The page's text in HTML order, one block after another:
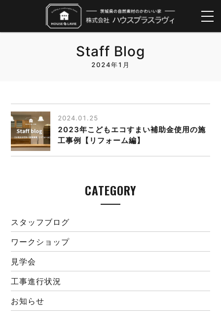
Staff Blog
2024年1月
2024.01.25
2023年こどもエコすまい補助金使用の施
工事例【リフォーム編】
CATEGORY
スタッフブログ
ワークショップ
見学会
工事進行状況
お知らせ